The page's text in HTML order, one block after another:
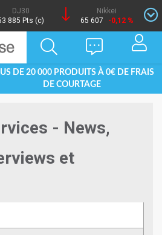
DJ30
885 Pts (c)
Nikkei
65 607
-0,12 %
DE 20 000 PRODUITS À 0€ DE FRAIS
DE COURTAGE
- News,
et